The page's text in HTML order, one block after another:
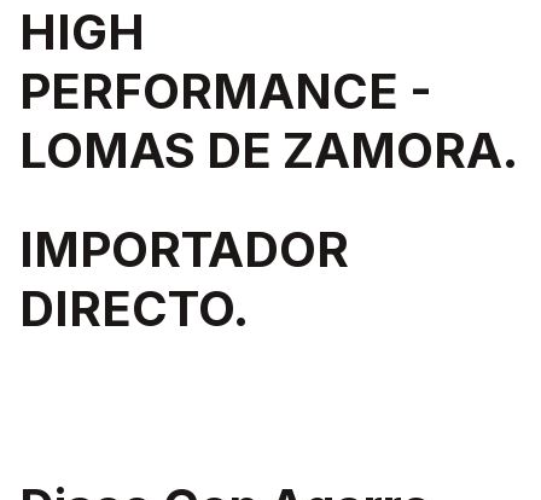
HIGH
PERFORMANCE -
LOMAS DE ZAMORA.
IMPORTADOR
DIRECTO.